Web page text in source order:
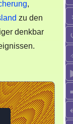
,
zu den
denkbar